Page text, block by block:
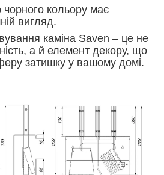
чорного кольору має
вигляд.
каміна Saven – це не
а й елемент декору, що
затишку у вашому домі.